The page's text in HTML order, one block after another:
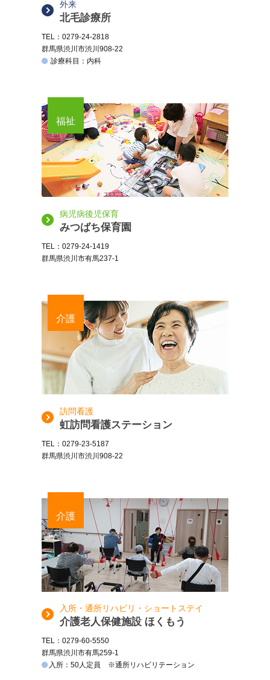
外来
北毛診療所
TEL：0279-24-2818
群馬県渋川市渋川908-22
診療科目：内科
福祉
病児病後児保育
みつばち保育園
TEL：0279-24-1419
群馬県渋川市有馬237-1
介護
訪問看護
虹訪問看護ステーション
TEL：0279-23-5187
群馬県渋川市渋川908-22
介護
入所・通所リハビリ・ショートステイ
介護老人保健施設 ほくもう
TEL：0279-60-5550
群馬県渋川市有馬259-1
入所：50人定員 ※通所リハビリテーション